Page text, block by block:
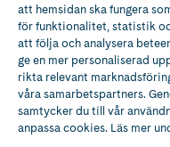
Apotek med tillstånd
av Läkemedelsverket
att hemsidan ska fungera
för funktionalitet, statistik
att följa och analysera
ge en mer personaliserad
rikta relevant
våra samarbetspartners.
samtycker du till vår
anpassa cookies. Läs mer